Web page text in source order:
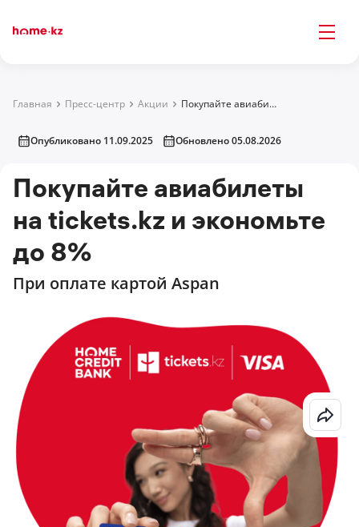
Главная Пресс-центр Акции Покупайте авиабилеты на tickets.kz и экономьте до 8%
Опубликовано 11.09.2025 Обновлено 05.08.2026
Покупайте авиабилеты
на tickets.kz и экономьте
до 8%
При оплате картой Aspan